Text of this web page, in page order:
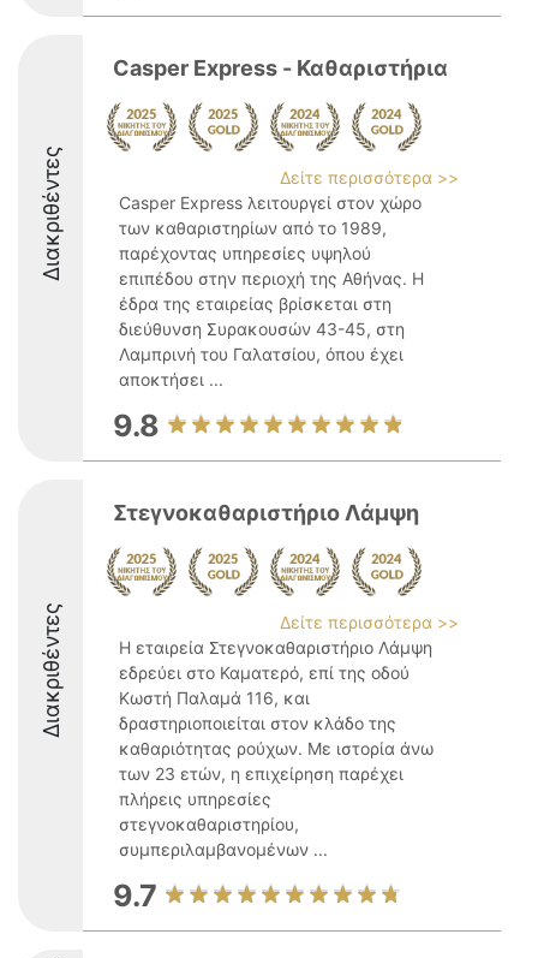
Διακριθέντες
Casper Express - Καθαριστήρια
Δείτε περισσότερα >>
Casper Express λειτουργεί στον χώρο
των καθαριστηρίων από το 1989,
παρέχοντας υπηρεσίες υψηλού
επιπέδου στην περιοχή της Αθήνας. Η
έδρα της εταιρείας βρίσκεται στη
διεύθυνση Συρακουσών 43-45, στη
Λαμπρινή του Γαλατσίου, όπου έχει
αποκτήσει ...
9.8
Διακριθέντες
Στεγνοκαθαριστήριο Λάμψη
Δείτε περισσότερα >>
Η εταιρεία Στεγνοκαθαριστήριο Λάμψη
εδρεύει στο Καματερό, επί της οδού
Κωστή Παλαμά 116, και
δραστηριοποιείται στον κλάδο της
καθαριότητας ρούχων. Με ιστορία άνω
των 23 ετών, η επιχείρηση παρέχει
πλήρεις υπηρεσίες
στεγνοκαθαριστηρίου,
συμπεριλαμβανομένων ...
9.7